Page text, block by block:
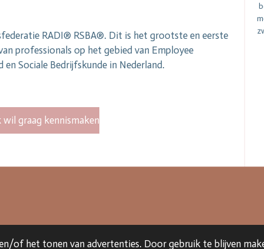
of het tonen van advertenties. Door gebruik te blijven
RADI® RSBA®. Dit is het grootste en eerste
professionals op het gebied van Employee
Sociale Bedrijfskunde in Nederland.
wil graag kennismaken
Moeders